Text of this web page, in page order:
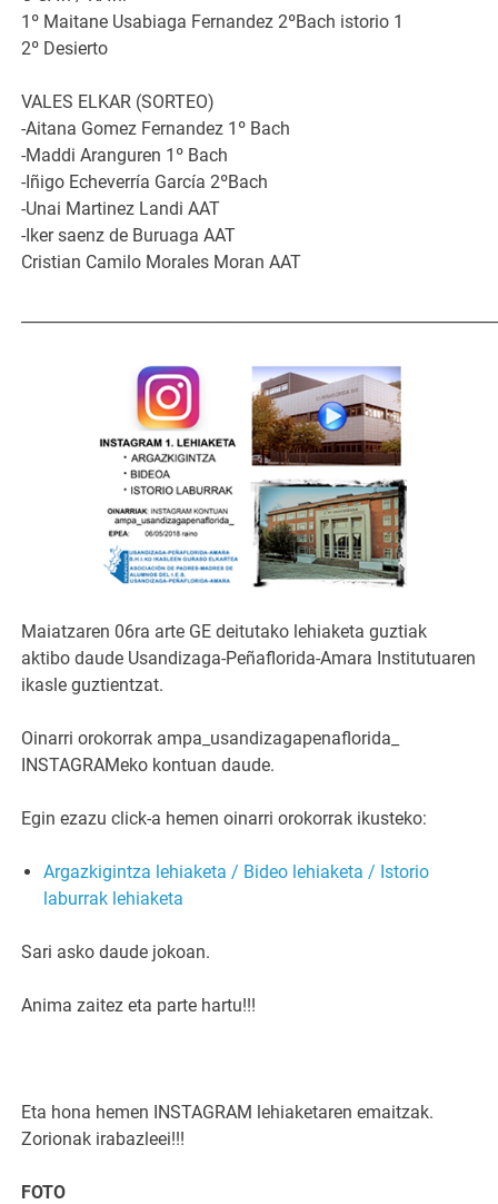
1º Maitane Usabiaga Fernandez 2ºBach istorio 1
2º Desierto
VALES ELKAR (SORTEO)
-Aitana Gomez Fernandez 1º Bach
-Maddi Aranguren 1º Bach
-Iñigo Echeverría García 2ºBach
-Unai Martinez Landi AAT
-Iker saenz de Buruaga AAT
Cristian Camilo Morales Moran AAT
Maiatzaren 06ra arte GE deitutako lehiaketa guztiak
aktibo daude Usandizaga-Peñaflorida-Amara Institutuaren
ikasle guztientzat.
Oinarri orokorrak ampa_usandizagapenaflorida_
INSTAGRAMeko kontuan daude.
Egin ezazu click-a hemen oinarri orokorrak ikusteko:
Argazkigintza lehiaketa / Bideo lehiaketa / Istorio
laburrak lehiaketa
Sari asko daude jokoan.
Anima zaitez eta parte hartu!!!
Eta hona hemen INSTAGRAM lehiaketaren emaitzak.
Zorionak irabazleei!!!
FOTO